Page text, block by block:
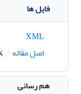
فایل ها
اصل مقاله
هم رسانی